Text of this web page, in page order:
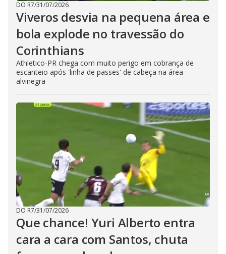
DO R7/31/07/2026
Viveros desvia na pequena área e
bola explode no travessão do
Corinthians
Athletico-PR chega com muito perigo em cobrança de
escanteio após 'linha de passes' de cabeça na área
alvinegra
DO R7/31/07/2026
Que chance! Yuri Alberto entra
cara a cara com Santos, chuta